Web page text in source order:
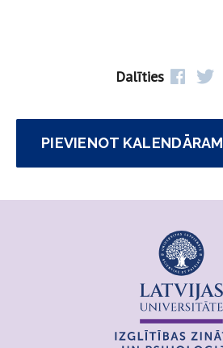
Dalīties
PIEVIENOT KALENDĀRAM